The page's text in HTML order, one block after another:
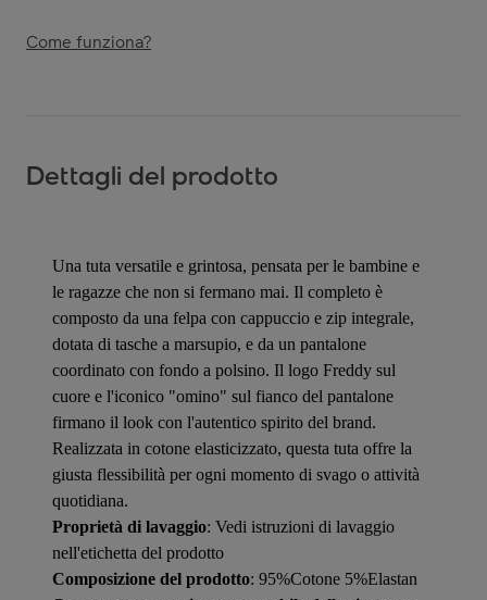
Come funziona?
Dettagli del prodotto
Una tuta versatile e grintosa, pensata per le bambine e
le ragazze che non si fermano mai. Il completo è
composto da una felpa con cappuccio e zip integrale,
dotata di tasche a marsupio, e da un pantalone
coordinato con fondo a polsino. Il logo Freddy sul
cuore e l'iconico "omino" sul fianco del pantalone
firmano il look con l'autentico spirito del brand.
Realizzata in cotone elasticizzato, questa tuta offre la
giusta flessibilità per ogni momento di svago o attività
quotidiana.
Proprietà di lavaggio: Vedi istruzioni di lavaggio
nell'etichetta del prodotto
Composizione del prodotto: 95%Cotone 5%Elastan